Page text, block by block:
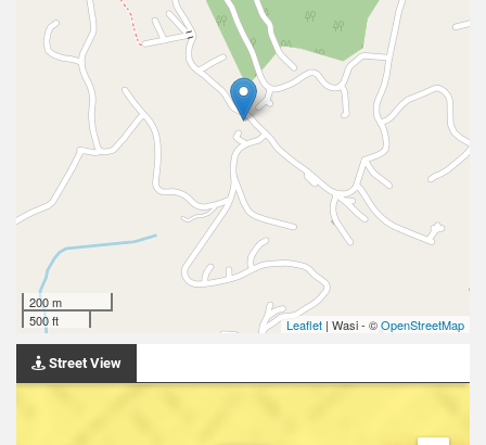
200 m
500 ft
Leaflet | Wasi - ©OpenStreetMap
Street View